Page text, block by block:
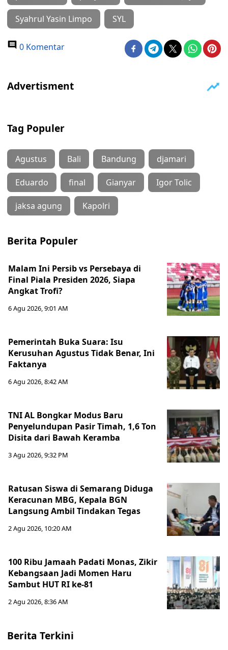
Syahrul Yasin Limpo SYL
0 Komentar
Tag Populer
Agustus Bali Bandung djamari
Eduardo final Gianyar Igor Tolic
jaksa agung Kapolri
Berita Populer
Malam Ini Persib vs Persebaya di
Final Piala Presiden 2026, Siapa
Angkat Trofi?
6 Agu 2026, 9:01 AM
Pemerintah Buka Suara: Isu
Kerusuhan Agustus Tidak Benar, Ini
Faktanya
6 Agu 2026, 8:42 AM
TNI AL Bongkar Modus Baru
Penyelundupan Pasir Timah, 1,6 Ton
Disita dari Bawah Keramba
3 Agu 2026, 9:32 PM
Ratusan Siswa di Semarang Diduga
Keracunan MBG, Kepala BGN
Langsung Ambil Tindakan Tegas
2 Agu 2026, 10:20 AM
100 Ribu Jamaah Padati Monas, Zikir
Kebangsaan Jadi Momen Haru
Sambut HUT RI ke-81
2 Agu 2026, 8:36 AM
Berita Terkini